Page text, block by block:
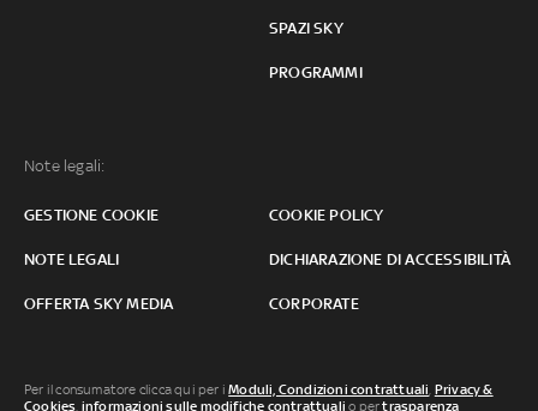
SPAZI SKY
PROGRAMMI
Note legali:
GESTIONE COOKIE COOKIE POLICY
NOTE LEGALI DICHIARAZIONE DI ACCESSIBILITÀ
OFFERTA SKY MEDIA CORPORATE
Per il consumatore clicca qui per iModuli, Condizioni contrattuali, Privacy &
Cookies, informazioni sulle modifiche contrattuali o pertrasparenza